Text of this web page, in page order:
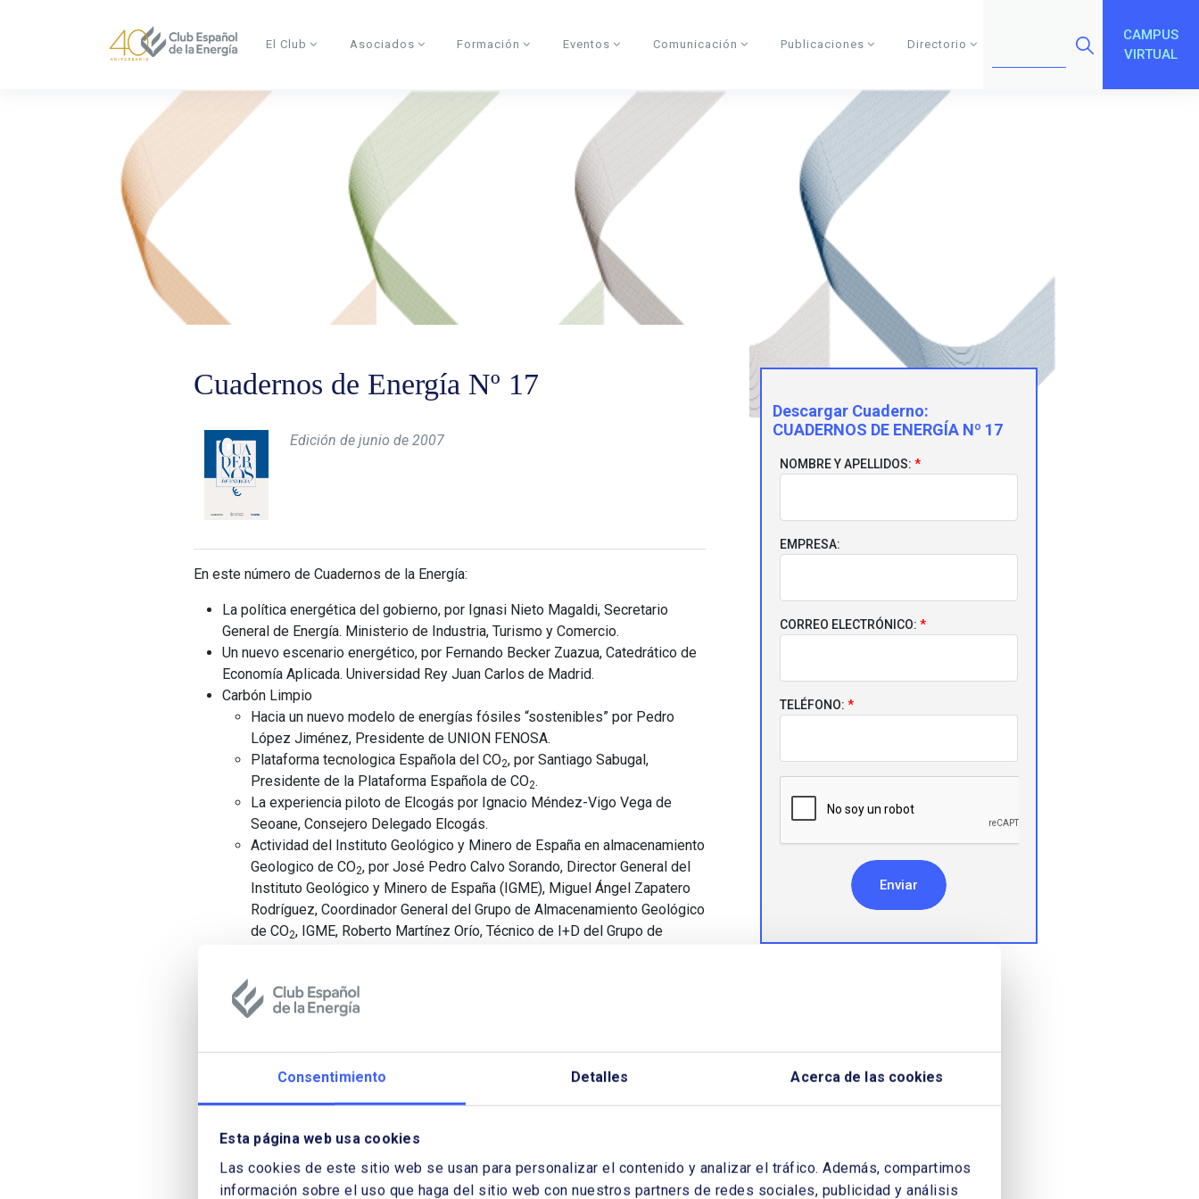
Consentimiento Detalles Acerca de las cookies
Esta página web usa cookies
Las cookies de este sitio web se usan para personalizar el contenido y analizar el tráfico. Además, compartimos
información sobre el uso que haga del sitio web con nuestros partners de redes sociales, publicidad y análisis
El Club Asociados Formación Eventos Comunicación Publicaciones Directorio
CAMPUS
VIRTUAL
Cuadernos de Energía Nº 17
Edición de junio de 2007
En este número de Cuadernos de la Energía:
La política energética del gobierno, por Ignasi Nieto Magaldi, Secretario
General de Energía. Ministerio de Industria, Turismo y Comercio.
Un nuevo escenario energético, por Fernando Becker Zuazua, Catedrático de
Economía Aplicada. Universidad Rey Juan Carlos de Madrid.
Carbón Limpio
Hacia un nuevo modelo de energías fósiles “sostenibles” por Pedro
López Jiménez, Presidente de UNION FENOSA.
Plataforma tecnologica Española del CO2, por Santiago Sabugal,
Presidente de la Plataforma Española de CO2.
La experiencia piloto de Elcogás por Ignacio Méndez-Vigo Vega de
Seoane, Consejero Delegado Elcogás.
Actividad del Instituto Geológico y Minero de España en almacenamiento
Geologico de CO2, por José Pedro Calvo Sorando, Director General del
Instituto Geológico y Minero de España (IGME), Miguel Ángel Zapatero
Rodríguez, Coordinador General del Grupo de Almacenamiento Geológico
de CO2, IGME, Roberto Martínez Orío, Técnico de I+D del Grupo de
La opinión pública sobre la energía nuclear en España y en Europa, por Víctor
Pérez-Díaz, Catedrático de Sociología – Universiad Complutense de Madrid
La infraestructura del transporte eléctrico y el mercado, por Luis Atienza
Serna. Presidente. Red Eléctrica de España
José Mª Marín Quemada, Catedrático de Economía Aplicada – Unisersidad
Nacional de Educación a Distancia (UNED).
La energía como vector de integración regional en Iberoamérica, por Pablo
Descargar Cuaderno:
CUADERNOS DE ENERGÍA Nº 17
NOMBRE Y APELLIDOS:
EMPRESA:
CORREO ELECTRÓNICO:
TELÉFONO:
Enviar